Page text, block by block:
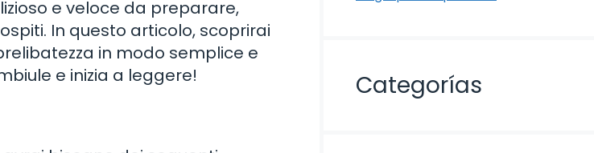
e veloce da preparare,
In questo articolo, scoprirai
in modo semplice e
e inizia a leggere!
Categorías